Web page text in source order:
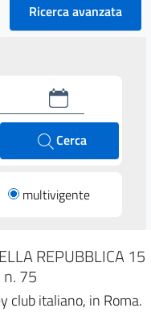
Ricerca avanzata
Cerca
multivigente
REPUBBLICA 15
75
club italiano, in Roma.